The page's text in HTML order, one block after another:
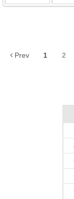
Prev 1 2